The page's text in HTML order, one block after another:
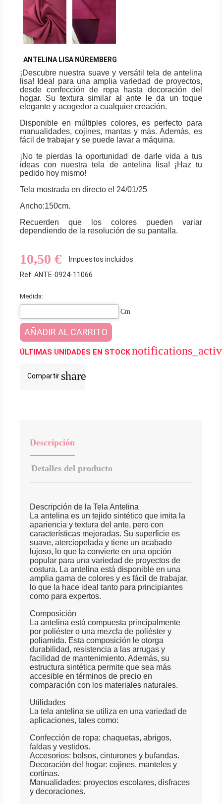
ANTELINA LISA NÚREMBERG
¡Descubre nuestra suave y versátil tela de antelina
lisa! Ideal para una amplia variedad de proyectos,
desde confección de ropa hasta decoración del
hogar. Su textura similar al ante le da un toque
elegante y acogedor a cualquier creación.
Disponible en múltiples colores, es perfecto para
manualidades, cojines, mantas y más. Además, es
fácil de trabajar y se puede lavar a máquina.
¡No te pierdas la oportunidad de darle vida a tus
ideas con nuestra tela de antelina lisa! ¡Haz tu
pedido hoy mismo!
Tela mostrada en directo el 24/01/25
Ancho:150cm.
Recuerden que los colores pueden variar
dependiendo de la resolución de su pantalla.
10,50 €
Impuestos incluidos
Ref: ANTE-0924-11066
Medida:
Cm
AÑADIR AL CARRITO
ÚLTIMAS UNIDADES EN STOCK
Compartir share
Descripción
Detalles del producto
Descripción de la Tela Antelina
La antelina es un tejido sintético que imita la
apariencia y textura del ante, pero con
características mejoradas. Su superficie es
suave, aterciopelada y tiene un acabado
lujoso, lo que la convierte en una opción
popular para una variedad de proyectos de
costura. La antelina está disponible en una
amplia gama de colores y es fácil de trabajar,
lo que la hace ideal tanto para principiantes
como para expertos.
Composición
La antelina está compuesta principalmente
por poliéster o una mezcla de poliéster y
poliamida. Esta composición le otorga
durabilidad, resistencia a las arrugas y
facilidad de mantenimiento. Además, su
estructura sintética permite que sea más
accesible en términos de precio en
comparación con los materiales naturales.
Utilidades
La tela antelina se utiliza en una variedad de
aplicaciones, tales como:
Confección de ropa: chaquetas, abrigos,
faldas y vestidos.
Accesorios: bolsos, cinturones y bufandas.
Decoración del hogar: cojines, manteles y
cortinas.
Manualidades: proyectos escolares, disfraces
y decoraciones.